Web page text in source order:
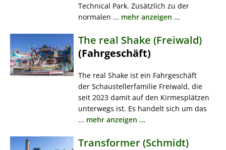
Technical Park. Zusätzlich zu der
normalen ... mehr anzeigen ...
The real Shake (Freiwald)
(Fahrgeschäft)
The real Shake ist ein Fahrgeschäft
der Schaustellerfamilie Freiwald, die
seit 2023 damit auf den Kirmesplätzen
unterwegs ist. Es handelt sich um das
... mehr anzeigen ...
Transformer (Schmidt)